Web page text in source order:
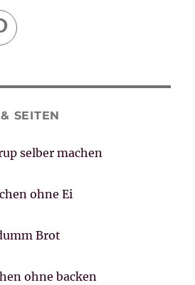
SEITEN
selber machen
ohne Ei
Brot
ohne backen